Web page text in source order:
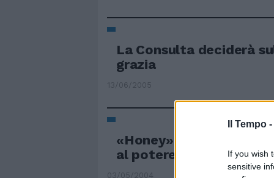
Il Tempo -
If you wish
sensitive
La Consulta deciderà
grazia
13/06/2005
«Honey» batte
al potere
03/05/2004